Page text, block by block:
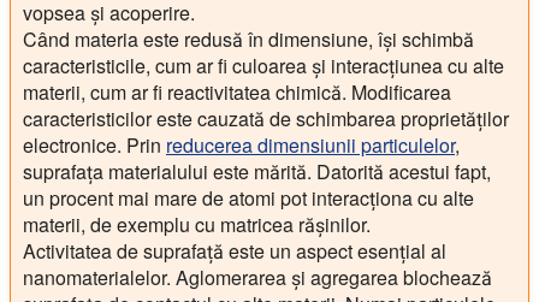
vopsea și acoperire.
Când materia este redusă în dimensiune, își schimbă
caracteristicile, cum ar fi culoarea și interacțiunea cu alte
materii, cum ar fi reactivitatea chimică. Modificarea
caracteristicilor este cauzată de schimbarea proprietăților
electronice. Prin reducerea dimensiunii particulelor,
suprafața materialului este mărită. Datorită acestui fapt,
un procent mai mare de atomi pot interacționa cu alte
materii, de exemplu cu matricea rășinilor.
Activitatea de suprafață este un aspect esențial al
nanomaterialelor. Aglomerarea și agregarea blochează